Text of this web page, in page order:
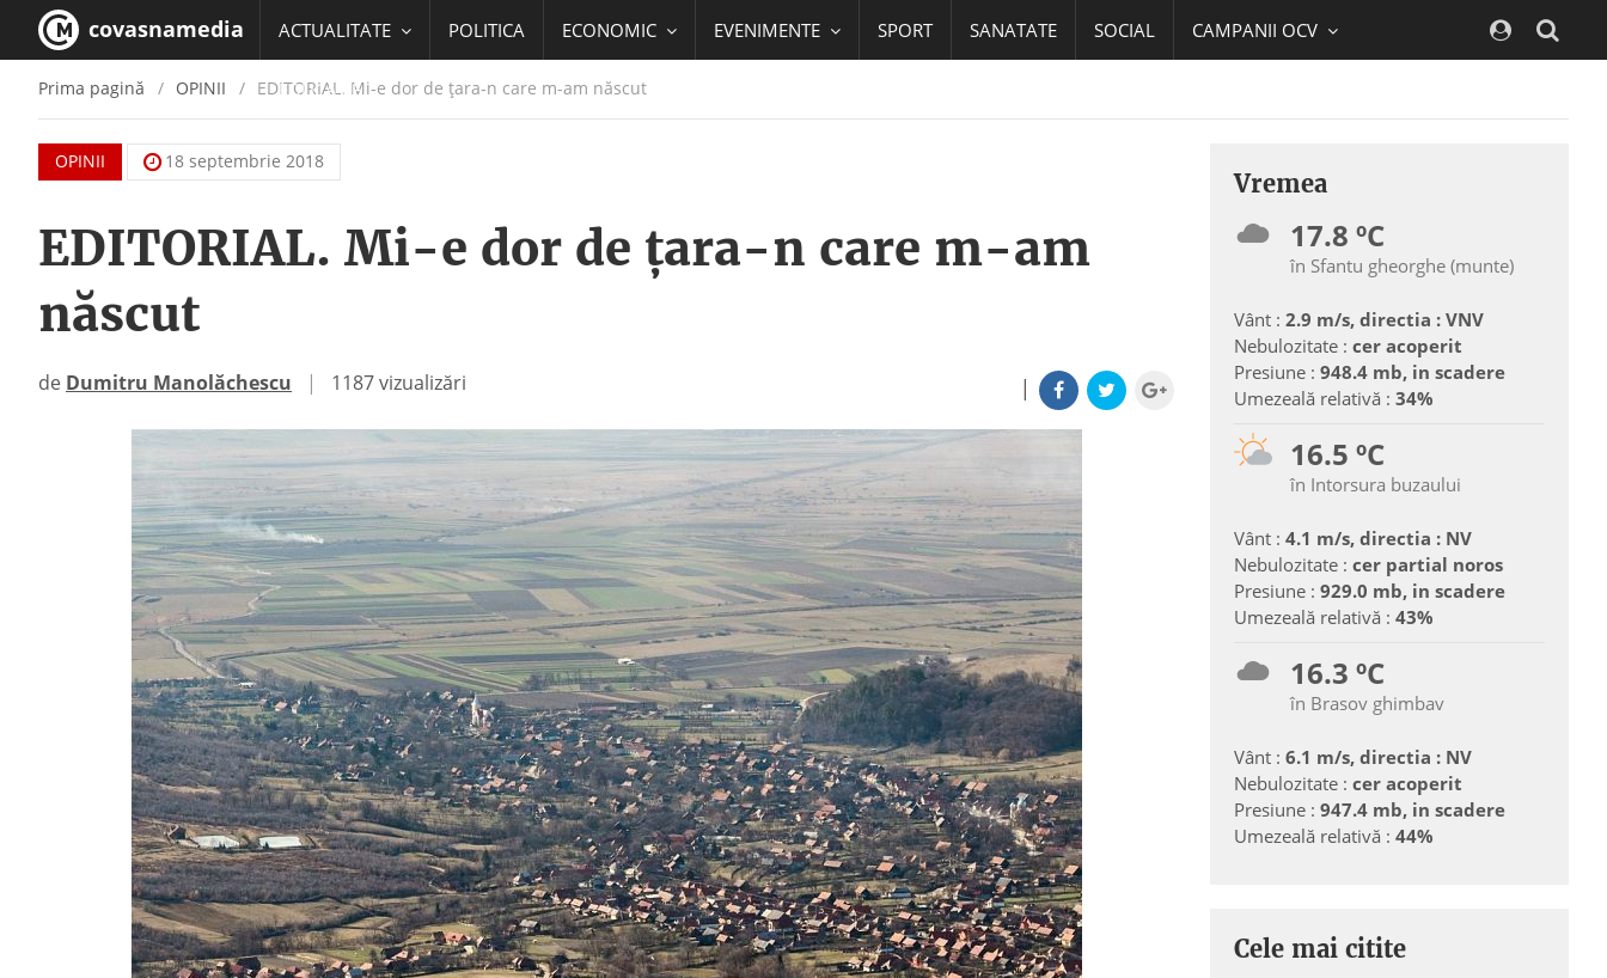
covasnamedia ACTUALITATE POLITICA ECONOMIC EVENIMENTE SPORT SANATATE SOCIAL CAMPANII OCV
EDUCATIE
Prima pagină OPINII EDITORIAL. Mi-e dor de ţara-n care m-am născut
OPINII 18 septembrie 2018
EDITORIAL. Mi-e dor de ţara-n care m-am
născut
|
de Dumitru Manolăchescu | 1187 vizualizări
Vremea
17.8 ºC
în Sfantu gheorghe (munte)
Vânt : 2.9 m/s, directia : VNV
Nebulozitate : cer acoperit
Presiune : 948.4 mb, in scadere
Umezeală relativă : 34%
16.5 ºC
în Intorsura buzaului
Vânt : 4.1 m/s, directia : NV
Nebulozitate : cer partial noros
Presiune : 929.0 mb, in scadere
Umezeală relativă : 43%
16.3 ºC
în Brasov ghimbav
Vânt : 6.1 m/s, directia : NV
Nebulozitate : cer acoperit
Presiune : 947.4 mb, in scadere
Umezeală relativă : 44%
Cele mai citite